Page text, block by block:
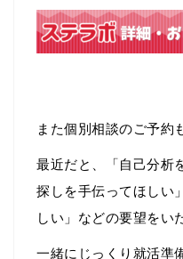
また個別相談のご予約
最近だと、「自己分析
探しを手伝ってほしい
しい」などの要望をい
一緒にじっくり就活準